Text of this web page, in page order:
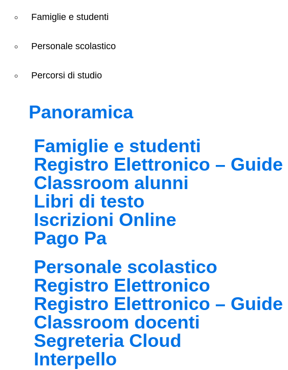
Famiglie e studenti
Personale scolastico
Percorsi di studio
Panoramica
Famiglie e studenti
Registro Elettronico –
Classroom alunni
Libri di testo
Iscrizioni Online
Pago Pa
Personale scolastico
Registro Elettronico
Registro Elettronico –
Classroom docenti
Segreteria Cloud
Interpello